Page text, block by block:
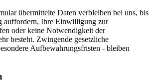
übermittelte Daten verbleiben bei uns, bis
auffordern, Ihre Einwilligung zur
oder keine Notwendigkeit der
besteht. Zwingende gesetzliche
Aufbewahrungsfristen - bleiben